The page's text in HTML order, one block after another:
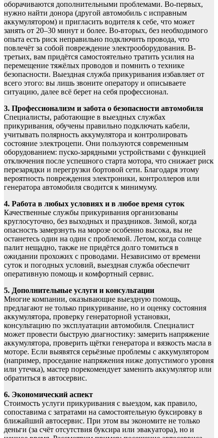
оборачиваются дополнительными проблемами. Во-первых,
нужно найти донора (другой автомобиль с исправным
аккумулятором) и пригласить водителя к себе, что может
занять от 20–30 минут и более. Во-вторых, без необходимого
опыта есть риск неправильно подключить провода, что
повлечёт за собой повреждение электрооборудования. В-
третьих, вам придётся самостоятельно тратить усилия на
перемещение тяжёлых проводов и помнить о технике
безопасности. Выездная служба прикуривания избавляет от
всего этого: вы лишь звоните оператору и описываете
ситуацию, далее всё берет на себя профессионал.
3. Профессионализм и забота о безопасности автомобиля
Специалисты, работающие в выездных службах
прикуривания, обучены правильно подключать кабели,
учитывать полярность аккумулятора и контролировать
состояние электроцепи. Они пользуются современным
оборудованием: пуско-зарядными устройствами с функцией
отключения после успешного старта мотора, что снижает риск
перезарядки и перегрузки бортовой сети. Благодаря этому
вероятность повреждения электроники, контроллеров или
генератора автомобиля сводится к минимуму.
4. Работа в любых условиях и в любое время суток
Качественные службы прикуривания организованы
круглосуточно, без выходных и праздников. Зимой, когда
опасность замерзнуть на морозе особенно высока, вы не
останетесь один на один с проблемой. Летом, когда солнце
палит нещадно, также не придётся долго томиться в
ожидании прохожих с проводами. Независимо от времени
суток и погодных условий, выездная служба обеспечит
оперативную помощь и комфортный сервис.
5. Дополнительные услуги и консультации
Многие компании, оказывающие выездную помощь,
предлагают не только прикуривание, но и оценку состояния
аккумулятора, проверку генераторной установки,
консультацию по эксплуатации автомобиля. Специалист
может провести быструю диагностику: замерить напряжение
аккумулятора, проверить щётки генератора и вязкость масла в
моторе. Если выявятся серьёзные проблемы с аккумулятором
(например, проседание напряжения ниже допустимого уровня
или утечка), мастер порекомендует заменить аккумулятор или
обратиться в автосервис.
6. Экономический аспект
Стоимость услуги прикуривания с выездом, как правило,
сопоставима с затратами на самостоятельную буксировку в
ближайший автосервис. При этом вы экономите не только
деньги (за счёт отсутствия буксира или эвакуатора), но и